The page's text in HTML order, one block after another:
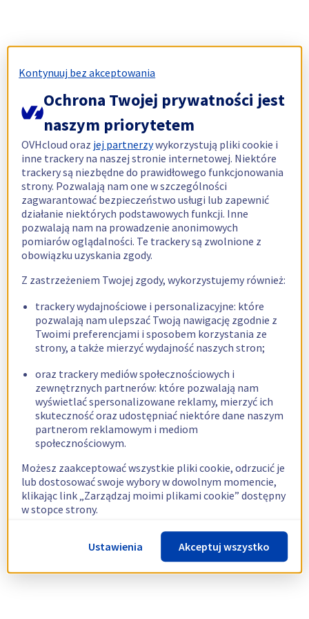
Kontynuuj bez akceptowania
Ochrona Twojej prywatności jest
naszym priorytetem
OVHcloud oraz jej partnerzywykorzystują pliki cookie i
inne trackery na naszej stronie internetowej. Niektóre
trackery są niezbędne do prawidłowego funkcjonowania
strony. Pozwalają nam one w szczególności
zagwarantować bezpieczeństwo usługi lub zapewnić
działanie niektórych podstawowych funkcji. Inne
pozwalają nam na prowadzenie anonimowych
pomiarów oglądalności. Te trackery są zwolnione z
obowiązku uzyskania zgody.
Z zastrzeżeniem Twojej zgody, wykorzystujemy również:
trackery wydajnościowe i personalizacyjne: które
pozwalają nam ulepszać Twoją nawigację zgodnie z
Twoimi preferencjami i sposobem korzystania ze
strony, a także mierzyć wydajność naszych stron;
oraz trackery mediów społecznościowych i
zewnętrznych partnerów: które pozwalają nam
wyświetlać spersonalizowane reklamy, mierzyć ich
skuteczność oraz udostępniać niektóre dane naszym
partnerom reklamowym i mediom
społecznościowym.
Możesz zaakceptować wszystkie pliki cookie, odrzucić je
lub dostosować swoje wybory w dowolnym momencie,
klikając link „Zarządzaj moimi plikami cookie” dostępny
w stopce strony.
Więcej informacji znajdziesz w naszejpolityce
dotyczącej wykorzystywania plików cookie.
Ustawienia Akceptuj wszystko